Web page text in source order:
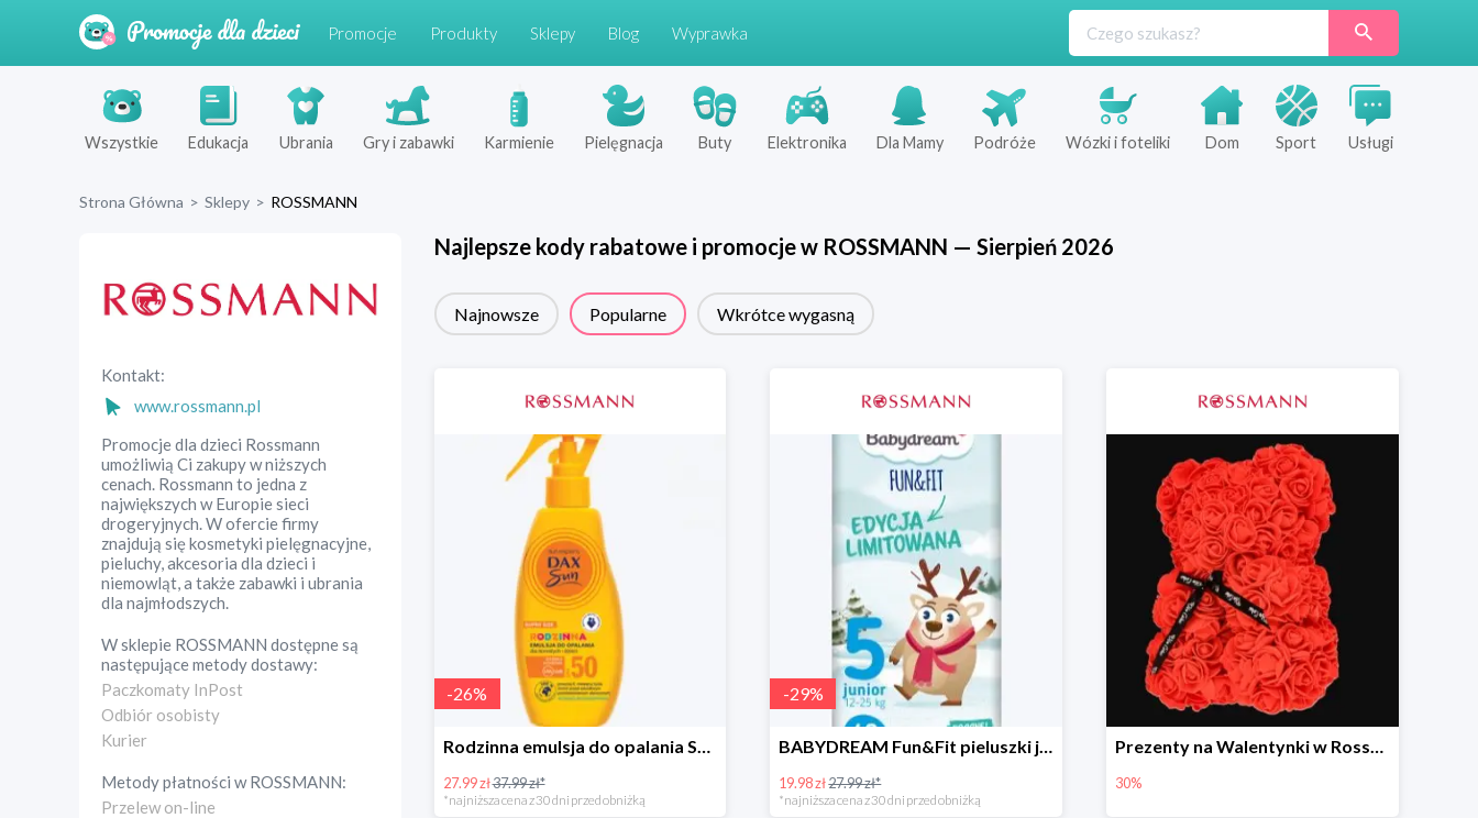
Promocje Produkty Sklepy Blog Wyprawka
Wszystkie Edukacja Ubrania Gry i zabawki Karmienie Pielęgnacja Buty Elektronika Dla Mamy Podróże Wózki i foteliki Dom Sport Usługi
Strona Główna > Sklepy > ROSSMANN
Kontakt:
www.rossmann.pl
Promocje dla dzieci Rossmann
umożliwią Ci zakupy w niższych
cenach. Rossmann to jedna z
największych w Europie sieci
drogeryjnych. W ofercie firmy
znajdują się kosmetyki pielęgnacyjne,
pieluchy, akcesoria dla dzieci i
niemowląt, a także zabawki i ubrania
dla najmłodszych.
W sklepie ROSSMANN dostępne są
następujące metody dostawy:
Paczkomaty InPost
Odbiór osobisty
Kurier
Metody płatności wROSSMANN:
Przelew on-line
Najlepsze kody rabatowe i promocje w ROSSMANN — Sierpień 2026
Najnowsze Popularne Wkrótce wygasną
-26%
Rodzinna emulsja do opalania SPF 50
27.99 zł37.99 zł*
*najniższa cena z 30 dni przed obniżką
-29%
BABYDREAM Fun&Fit pieluszki jednorazowe Junior 5
19.98 zł27.99 zł*
*najniższa cena z 30 dni przed obniżką
Prezenty na Walentynki w Rossmannie do -30%
30%